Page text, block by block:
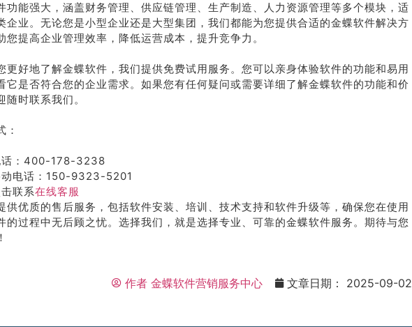
功能强大，涵盖财务管理、供应链管理、生产制造、人力资源管理等多个模块，适
企业。无论您是小型企业还是大型集团，我们都能为您提供合适的金蝶软件解决方
您提高企业管理效率，降低运营成本，提升竞争力。
更好地了解金蝶软件，我们提供免费试用服务。您可以亲身体验软件的功能和易用
它是否符合您的企业需求。如果您有任何疑问或需要详细了解金蝶软件的功能和价
随时联系我们。
：
话：400-178-3238
电话：150-9323-5201
击联系在线客服
供优质的售后服务，包括软件安装、培训、技术支持和软件升级等，确保您在使用
的过程中无后顾之忧。选择我们，就是选择专业、可靠的金蝶软件服务。期待与您
作者金蝶软件营销服务中心 文章日期： 2025-09-02